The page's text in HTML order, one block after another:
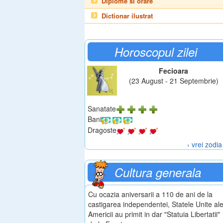
Dictionar ilustrat
Horoscopul zilei
Fecioara
(23 August - 21 Septembrie)
Sanatate
Bani
Dragoste
› vrei
Cultura generala
Cu ocazia aniversarii a 110 de ani de la
castigarea independentei, Statele Unite ale
Americii au primit in dar "Statuia Libertatii"